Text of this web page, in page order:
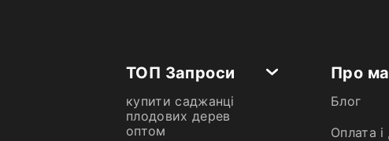
ТОП Запроси
купити саджанці
плодових дерев
оптом
Про
Блог
Оплата